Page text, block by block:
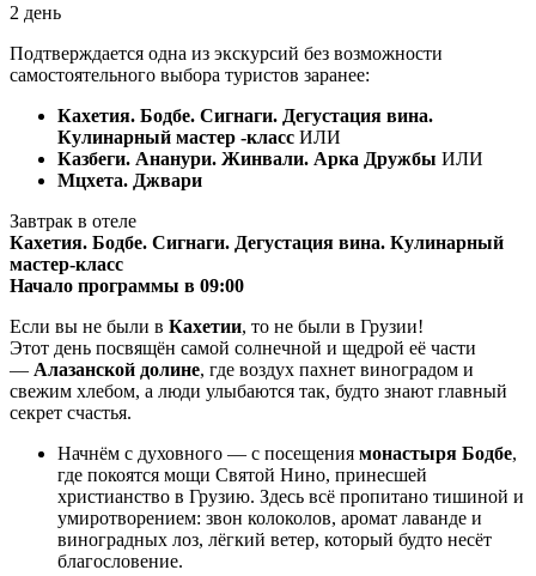
2 день
Подтверждается одна из экскурсий без возможности
самостоятельного выбора туристов заранее:
Кахетия. Бодбе. Сигнаги. Дегустация вина.
Кулинарный мастер -класс ИЛИ
Казбеги. Ананури. Жинвали. Арка Дружбы ИЛИ
Мцхета. Джвари
Завтрак в отеле
Кахетия. Бодбе. Сигнаги. Дегустация вина. Кулинарный
мастер-класс
Начало программы в 09:00
Если вы не были в Кахетии, то не были в Грузии!
Этот день посвящён самой солнечной и щедрой её части
— Алазанской долине, где воздух пахнет виноградом и
свежим хлебом, а люди улыбаются так, будто знают главный
секрет счастья.
Начнём с духовного — с посещения монастыря Бодбе,
где покоятся мощи Святой Нино, принесшей
христианство в Грузию. Здесь всё пропитано тишиной и
умиротворением: звон колоколов, аромат лаванде и
виноградных лоз, лёгкий ветер, который будто несёт
благословение.